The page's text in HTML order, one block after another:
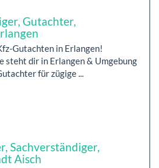
Gutachter,
Gutachten in Erlangen!
steht dir in Erlangen & Umgebung
für zügige ...
Sachverständiger,
Aisch